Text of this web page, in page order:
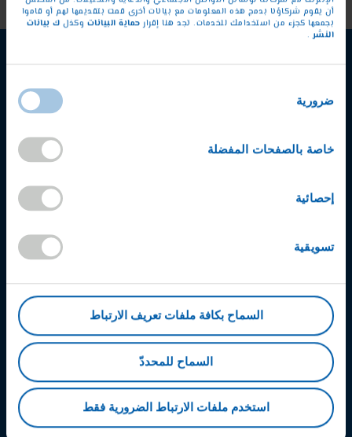
أن يقوم شركاؤنا بدمج هذه المعلومات مع بيانات أخرى قمت بتقديمها لهم أو قاموا
بجمعها كجزء من استخدامك للخدمات. تجد هنا إقرار حماية البيانات وكذل ك بيانات
النشر .
الموافقة
ضرورية
خاصة بالصفحات المفضلة
إحصائية
تسويقية
السماح بكافة ملفات تعريف الارتباط
السماح للمحددّ
استخدم ملفات الارتباط الضرورية فقط
أسئلة أخرى؟